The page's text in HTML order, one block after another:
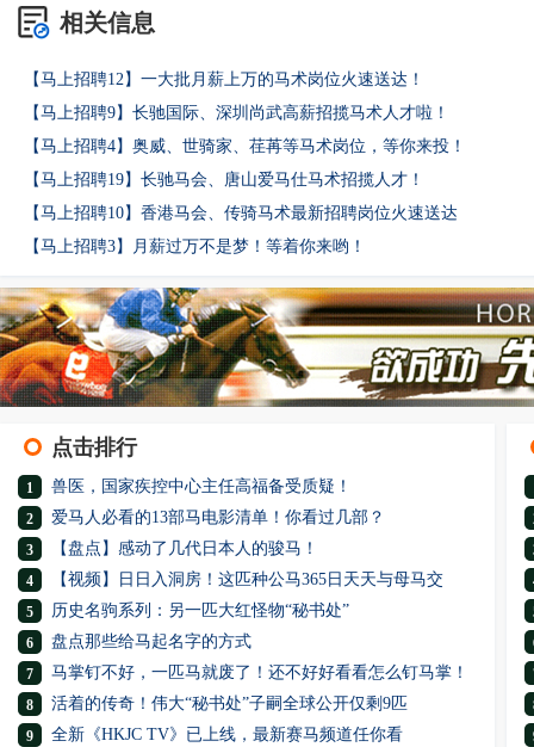
相关信息
【马上招聘12】一大批月薪上万的马术岗位火速送达！
【马上招聘9】长驰国际、深圳尚武高薪招揽马术人才啦！
【马上招聘4】奥威、世骑家、荏苒等马术岗位，等你来投！
【马上招聘19】长驰马会、唐山爱马仕马术招揽人才！
【马上招聘10】香港马会、传骑马术最新招聘岗位火速送达
【马上招聘3】月薪过万不是梦！等着你来哟！
点击排行
1 兽医，国家疾控中心主任高福备受质疑！
2 爱马人必看的13部马电影清单！你看过几部？
3 【盘点】感动了几代日本人的骏马！
4 【视频】日日入洞房！这匹种公马365日天天与母马交
5 历史名驹系列：另一匹大红怪物“秘书处”
6 盘点那些给马起名字的方式
7 马掌钉不好，一匹马就废了！还不好好看看怎么钉马掌！
8 活着的传奇！伟大“秘书处”子嗣全球公开仅剩9匹
9 全新《HKJC TV》已上线，最新赛马频道任你看